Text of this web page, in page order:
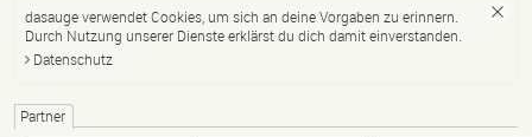
dasauge verwendet Cookies, um sich an deine Vorgaben zu erinnern.
Durch Nutzung unserer Dienste erklärst du dich damit einverstanden.
Datenschutz
Partner